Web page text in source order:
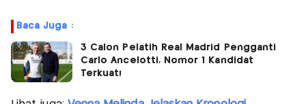
Baca Juga :
3 Calon Pelatih Real Madrid Pengganti
Carlo Ancelotti, Nomor 1 Kandidat
Terkuat!